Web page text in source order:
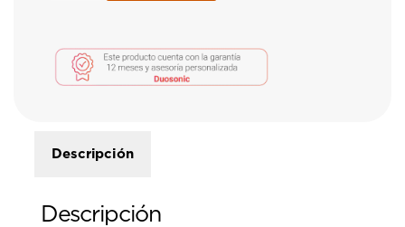
Descripción
Descripción